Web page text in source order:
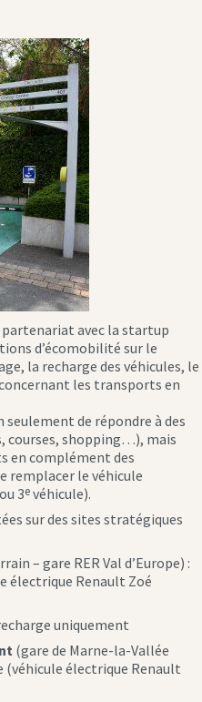
partenariat avec la startup
d’écomobilité sur le
la recharge des véhicules, le
les transports en
de répondre à des
courses, shopping…), mais
en complément des
remplacer le véhicule
ou 3evéhicule).
sur des sites stratégiques
– gare RER Val d’Europe) :
électrique Renault Zoé
uniquement
(gare de Marne-la-Vallée
(véhicule électrique Renault